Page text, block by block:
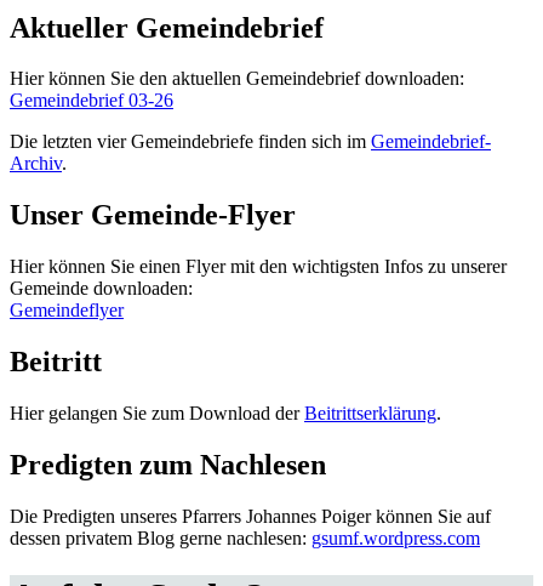
Aktueller Gemeindebrief
Hier können Sie den aktuellen Gemeindebrief downloaden:
Gemeindebrief 03-26
Die letzten vier Gemeindebriefe finden sich im Gemeindebrief-
Archiv.
Unser Gemeinde-Flyer
Hier können Sie einen Flyer mit den wichtigsten Infos zu unserer
Gemeinde downloaden:
Gemeindeflyer
Beitritt
Hier gelangen Sie zum Download derBeitrittserklärung.
Predigten zum Nachlesen
Die Predigten unseres Pfarrers Johannes Poiger können Sie auf
dessen privatem Blog gerne nachlesen: gsumf.wordpress.com